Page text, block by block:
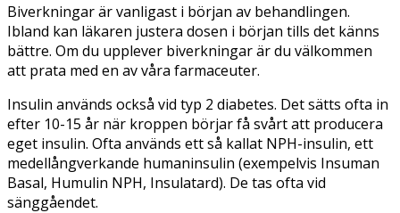
Biverkningar är vanligast i början av behandlingen.
Ibland kan läkaren justera dosen i början tills det känns
bättre. Om du upplever biverkningar är du välkommen
att prata med en av våra farmaceuter.
Insulin används också vid typ 2 diabetes. Det sätts ofta in
efter 10-15 år när kroppen börjar få svårt att producera
eget insulin. Ofta används ett så kallat NPH-insulin, ett
medellångverkande humaninsulin (exempelvis Insuman
Basal, Humulin NPH, Insulatard). De tas ofta vid
sänggåendet.